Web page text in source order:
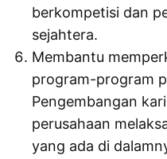
berkompetisi dan
sejahtera.
Membantu
program-program
Pengembangan
perusahaan
yang ada di